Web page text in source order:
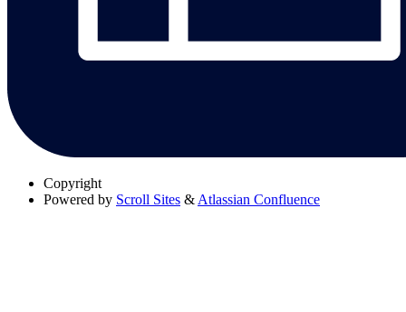
Copyright
Powered by Scroll Sites & Atlassian Confluence